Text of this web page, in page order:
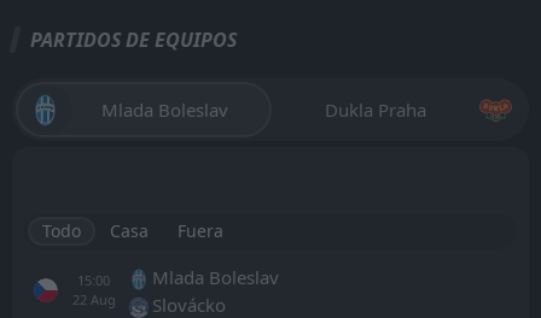
PARTIDOS DE EQUIPOS
Mlada Boleslav Dukla Praha
Todo Casa Fuera
15:00
22 Aug
Mlada Boleslav
Slovácko